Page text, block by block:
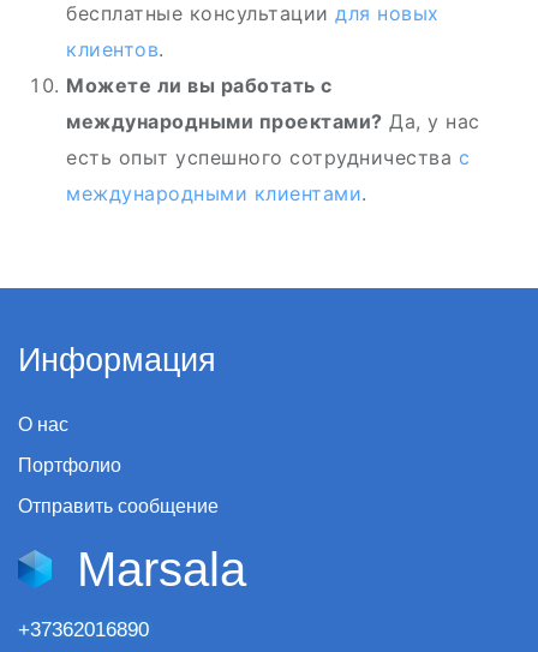
бесплатные консультации для новых
клиентов.
Можете ли вы работать с
международными проектами? Да, у нас
есть опыт успешного сотрудничества с
международными клиентами.
Информация
О нас
Портфолио
Отправить сообщение
Marsala
+37362016890